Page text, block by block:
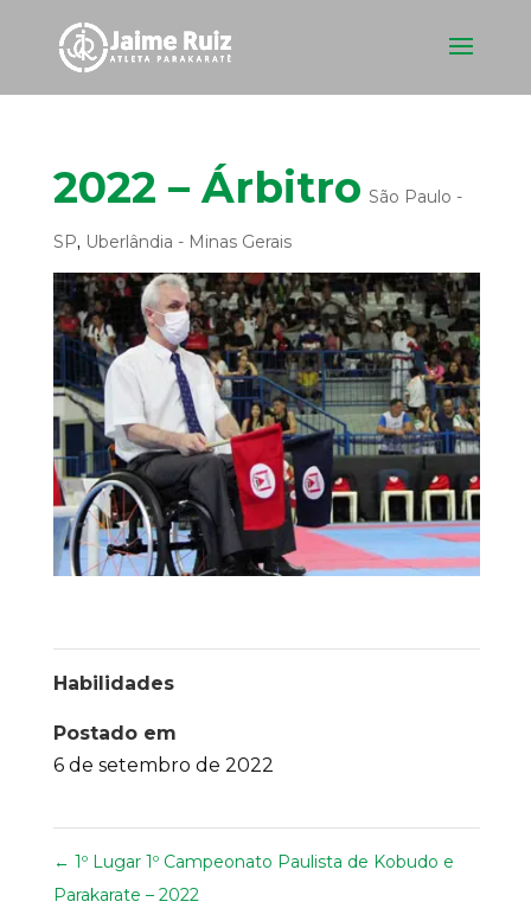
2022 – Árbitro São Paulo -
SP, Uberlândia - Minas Gerais
Habilidades
Postado em
6 de setembro de 2022
← 1º Lugar 1º Campeonato Paulista de Kobudo e
Parakarate – 2022